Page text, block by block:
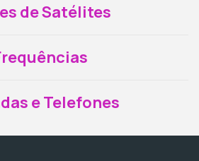
de Satélites
e Telefones